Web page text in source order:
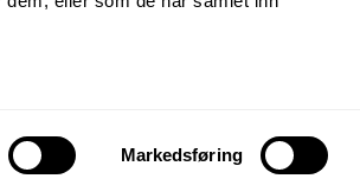
Markedsføring
Fre: 07:00 - 16:00